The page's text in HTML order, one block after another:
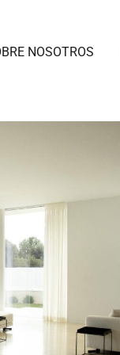
NOSOTROS